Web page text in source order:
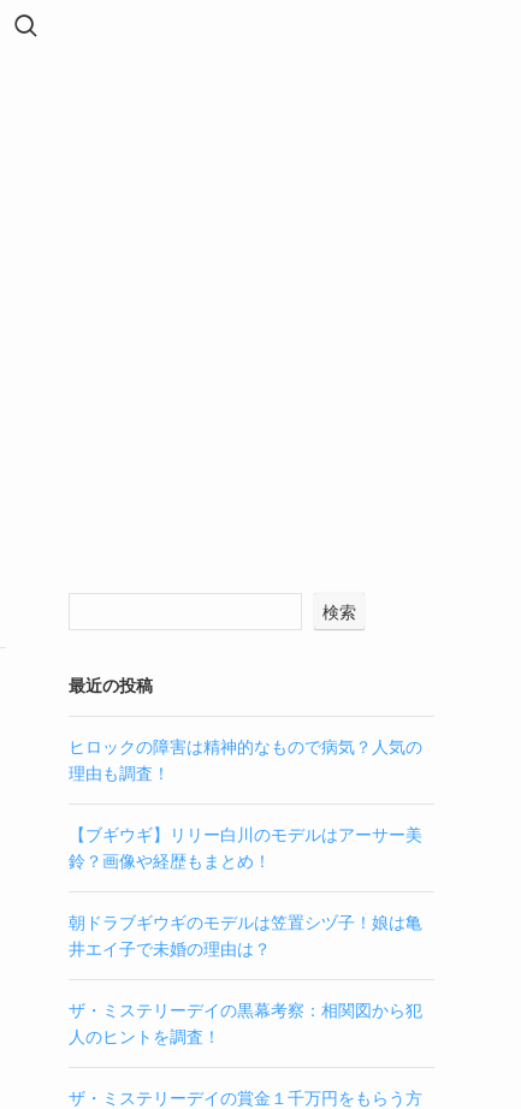
検索
最近の投稿
ヒロックの障害は精神的なもので病気？人気の
理由も調査！
【ブギウギ】リリー白川のモデルはアーサー美
鈴？画像や経歴もまとめ！
朝ドラブギウギのモデルは笠置シヅ子！娘は亀
井エイ子で未婚の理由は？
ザ・ミステリーデイの黒幕考察：相関図から犯
人のヒントを調査！
ザ・ミステリーデイの賞金１千万円をもらう方